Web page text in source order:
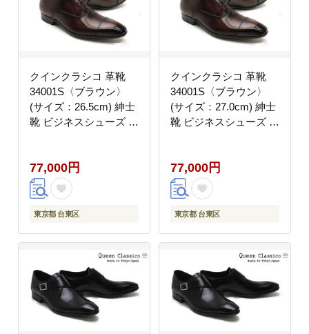
クインクラシコ 革靴
34001S〈ブラウン〉
(サイズ：26.5cm) 紳士
靴 ビジネスシューズ ス
77,000円
東京都 台東区
クインクラシコ 革靴
34001S〈ブラウン〉
(サイズ：27.0cm) 紳士
靴 ビジネスシューズ ス
77,000円
東京都 台東区